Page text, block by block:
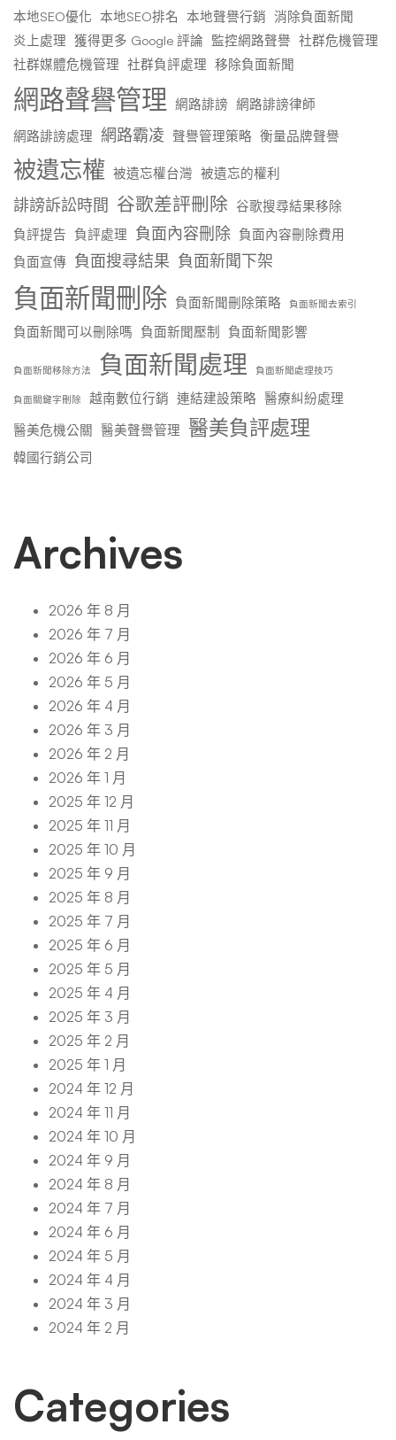
本地SEO優化 本地SEO排名 本地聲譽行銷 消除負面新聞
炎上處理 獲得更多 Google 評論 監控網路聲譽 社群危機管理
社群媒體危機管理 社群負評處理 移除負面新聞
網路聲譽管理 網路誹謗 網路誹謗律師
網路誹謗處理 網路霸凌 聲譽管理策略 衡量品牌聲譽
被遺忘權 被遺忘權台灣 被遺忘的權利
誹謗訴訟時間 谷歌差評刪除 谷歌搜尋結果移除
負評提告 負評處理 負面內容刪除 負面內容刪除費用
負面宣傳 負面搜尋結果 負面新聞下架
負面新聞刪除 負面新聞刪除策略 負面新聞去索引
負面新聞可以刪除嗎 負面新聞壓制 負面新聞影響
負面新聞移除方法 負面新聞處理 負面新聞處理技巧
負面關鍵字刪除 越南數位行銷 連結建設策略 醫療糾紛處理
醫美危機公關 醫美聲譽管理 醫美負評處理
韓國行銷公司
Archives
2026 年 8 月
2026 年 7 月
2026 年 6 月
2026 年 5 月
2026 年 4 月
2026 年 3 月
2026 年 2 月
2026 年 1 月
2025 年 12 月
2025 年 11 月
2025 年 10 月
2025 年 9 月
2025 年 8 月
2025 年 7 月
2025 年 6 月
2025 年 5 月
2025 年 4 月
2025 年 3 月
2025 年 2 月
2025 年 1 月
2024 年 12 月
2024 年 11 月
2024 年 10 月
2024 年 9 月
2024 年 8 月
2024 年 7 月
2024 年 6 月
2024 年 5 月
2024 年 4 月
2024 年 3 月
2024 年 2 月
Categories